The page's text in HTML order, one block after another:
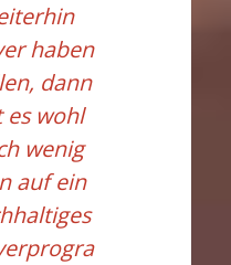
haben
dann
es wohl
wenig
auf ein